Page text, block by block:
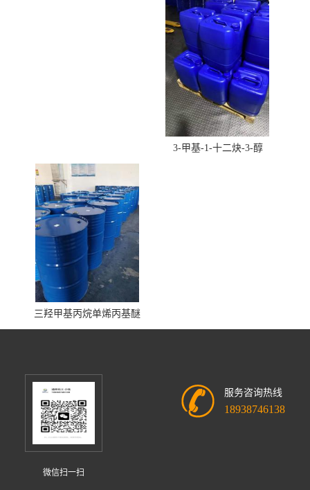
3-甲基-1-十二炔-3-醇
三羟甲基丙烷单烯丙基醚
微信扫一扫
服务咨询热线
18938746138